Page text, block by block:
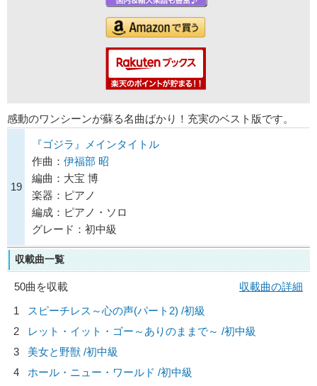
感動のワンシーンが蘇る名曲ばかり！充実のベスト版です。
19
『ゴジラ』メインタイトル
作曲： 伊福部 昭
編曲：大宝 博
楽器：ピアノ
編成：ピアノ・ソロ
グレード：初中級
収載曲一覧
50曲を収載
収載曲の詳細
1
スピーチレス～心の声(パート2) /初級
2
レット・イット・ゴー～ありのままで～ /初中級
3
美女と野獣 /初中級
4
ホール・ニュー・ワールド /初中級